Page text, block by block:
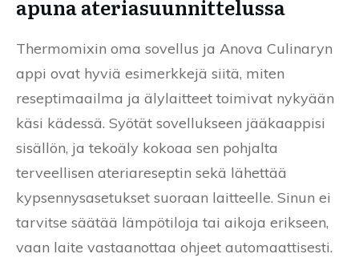
apuna ateriasuunnittelussa
Thermomixin oma sovellus ja Anova Culinaryn
appi ovat hyviä esimerkkejä siitä, miten
reseptimaailma ja älylaitteet toimivat nykyään
käsi kädessä. Syötät sovellukseen jääkaappisi
sisällön, ja tekoäly kokoaa sen pohjalta
terveellisen ateriareseptin sekä lähettää
kypsennysasetukset suoraan laitteelle. Sinun ei
tarvitse säätää lämpötiloja tai aikoja erikseen,
vaan laite vastaanottaa ohjeet automaattisesti.